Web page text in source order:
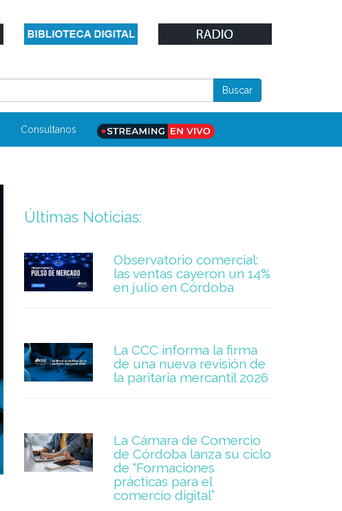
Consultanos
Últimas Noticias:
Observatorio comercial:
las ventas cayeron un 14%
en julio en Córdoba
La CCC informa la firma
de una nueva revisión de
la paritaria mercantil 2026
La Cámara de Comercio
de Córdoba lanza su ciclo
de “Formaciones
prácticas para el
comercio digital”